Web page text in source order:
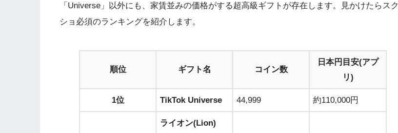
「Universe」以外にも、家賃並みの価格がする超高級ギフトが存在します。見かけたらスク
ショ必須のランキングを紹介します。
順位 ギフト名 コイン数
日本円目安(アプ
リ)
1位 TikTok Universe 44,999 約110,000円
ライオン(Lion)